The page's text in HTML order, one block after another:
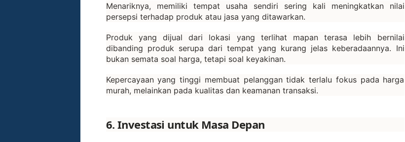
Menariknya, memiliki tempat usaha sendiri sering kali meningkatkan nilai
persepsi terhadap produk atau jasa yang ditawarkan.
Produk yang dijual dari lokasi yang terlihat mapan terasa lebih bernilai
dibanding produk serupa dari tempat yang kurang jelas keberadaannya. Ini
bukan semata soal harga, tetapi soal keyakinan.
Kepercayaan yang tinggi membuat pelanggan tidak terlalu fokus pada harga
murah, melainkan pada kualitas dan keamanan transaksi.
6. Investasi untuk Masa Depan